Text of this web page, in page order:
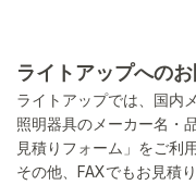
ライトアップへの
ライトアップでは、国内
照明器具のメーカー名・
見積りフォーム」をご利
その他、FAXでもお見積